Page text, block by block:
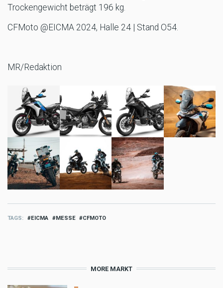
Trockengewicht beträgt 196 kg.
CFMoto @EICMA 2024, Halle 24 | Stand O54.
MR/Redaktion
TAGS EICMA MESSE CFMOTO
MORE MARKT